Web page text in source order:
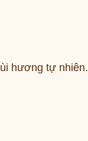
hương tự nhiên.